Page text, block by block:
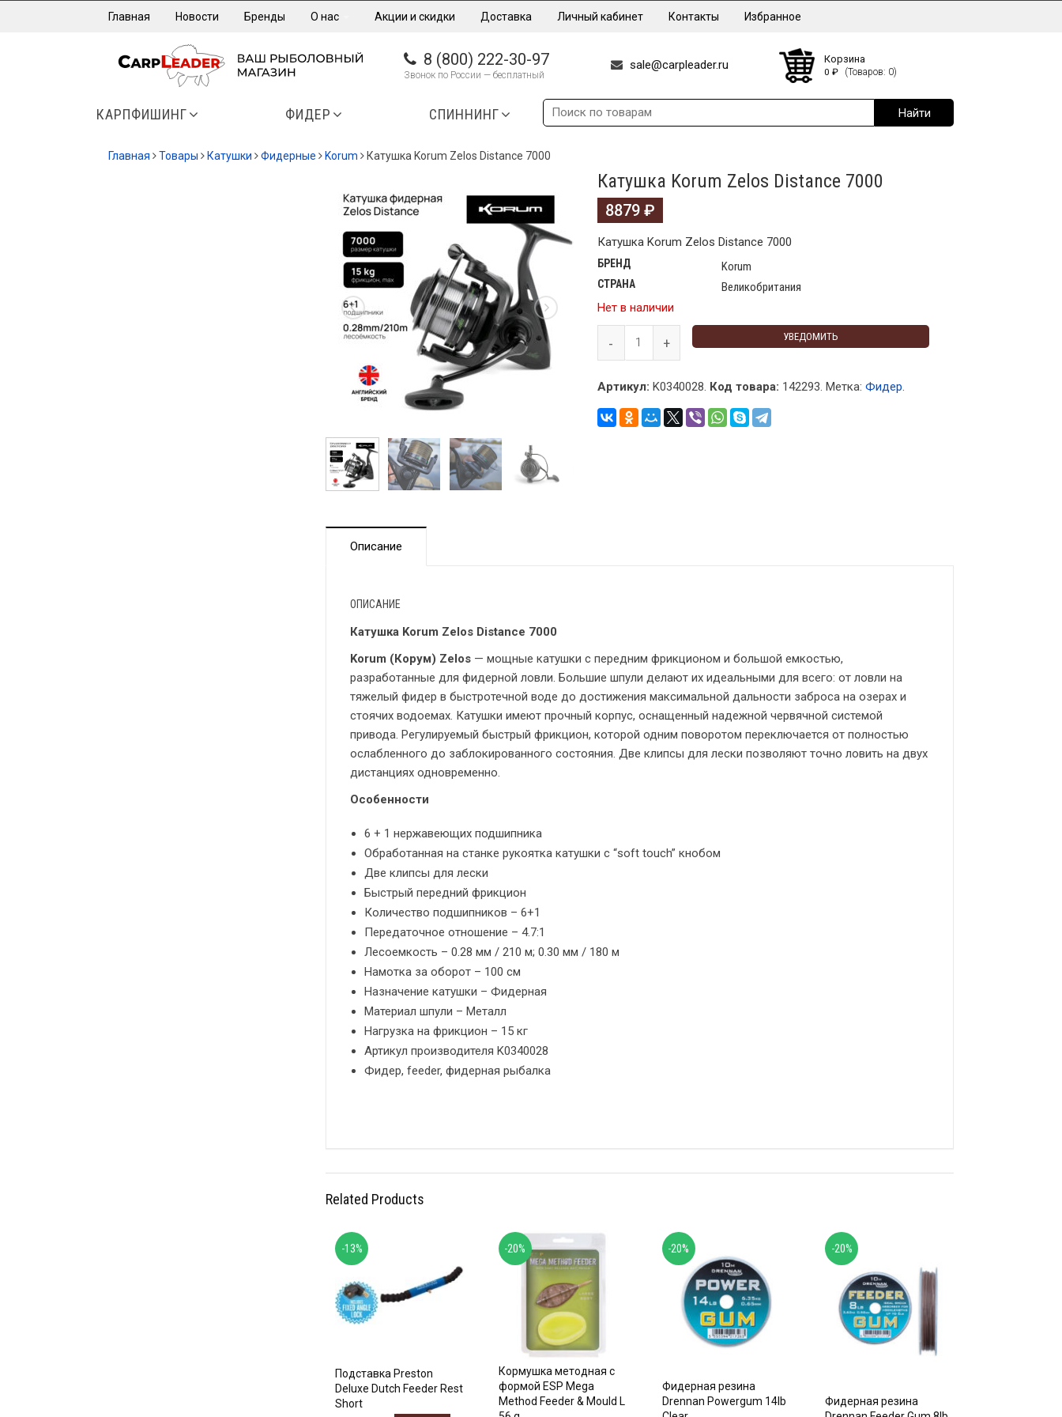
Главная Новости Бренды О нас Акции и скидки Доставка Личный кабинет Контакты Избранное
8 (800) 222-30-97
Звонок по России — бесплатный
sale@carpleader.ru Корзина
0 ₽ (Товаров: 0)
КАРПФИШИНГ ФИДЕР СПИННИНГ
Главная Товары Катушки Фидерные Korum Катушка Korum Zelos Distance 7000
Катушка Korum Zelos Distance 7000
8879 ₽
Катушка Korum Zelos Distance 7000
БРЕНД Korum
СТРАНА
Великобритания
Нет в наличии
УВЕДОМИТЬ
Артикул: K0340028. Код товара: 142293. Метка: Фидер.
Описание
ОПИСАНИЕ
Катушка Korum Zelos Distance 7000
Korum (Корум) Zelos — мощные катушки с передним фрикционом и большой емкостью,
разработанные для фидерной ловли. Большие шпули делают их идеальными для всего: от ловли на
тяжелый фидер в быстротечной воде до достижения максимальной дальности заброса на озерах и
стоячих водоемах. Катушки имеют прочный корпус, оснащенный надежной червячной системой
привода. Регулируемый быстрый фрикцион, которой одним поворотом переключается от полностью
ослабленного до заблокированного состояния. Две клипсы для лески позволяют точно ловить на двух
дистанциях одновременно.
Особенности
6 + 1 нержавеющих подшипника
Обработанная на станке рукоятка катушки с “soft touch” кнобом
Две клипсы для лески
Быстрый передний фрикцион
Количество подшипников – 6+1
Передаточное отношение – 4.7:1
Лесоемкость – 0.28 мм / 210 м; 0.30 мм / 180 м
Намотка за оборот – 100 см
Назначение катушки – Фидерная
Материал шпули – Металл
Нагрузка на фрикцион – 15 кг
Артикул производителя K0340028
Фидер, feeder, фидерная рыбалка
Related Products
Подставка Preston
Deluxe Dutch Feeder Rest
Short
-13%
Кормушка методная с
формой ESP Mega
Method Feeder & Mould L
-20%
Фидерная резина
Drennan Powergum 14lb
-20%
Фидерная резина
-20%